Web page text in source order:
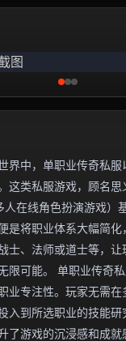
界中，单职业传奇私服
这类私服游戏，顾名思
人在线角色扮演游戏）
是将职业体系大幅简
士、法师或道士等，
限可能。 单职业传奇私
业专注性。玩家无需在
入到所选职业的技能研
了游戏的沉浸感和成就